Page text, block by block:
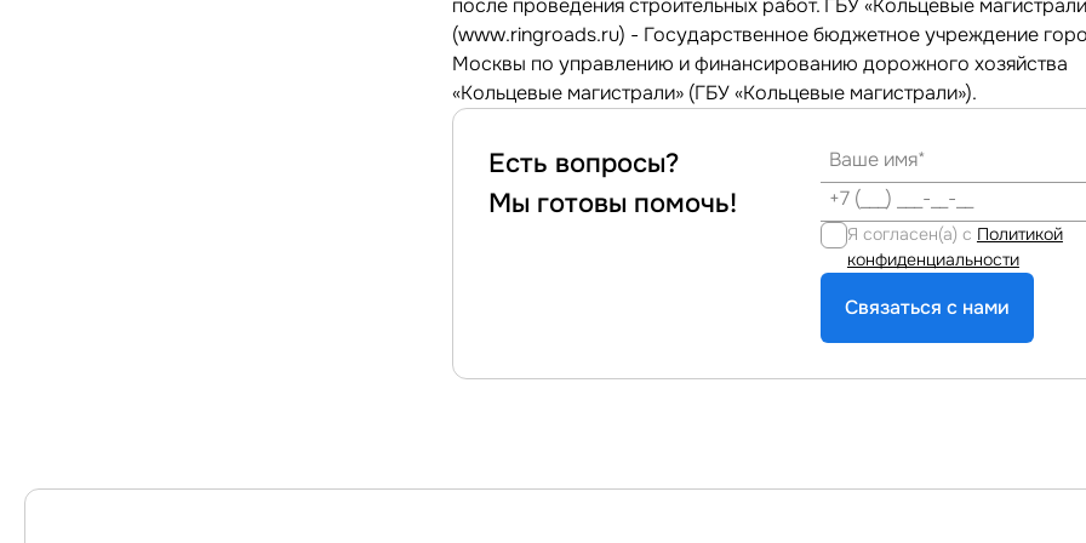
после проведения строительных работ. ГБУ «Кольцевые
(www.ringroads.ru) - Государственное бюджетное учреждение
Москвы по управлению и финансированию дорожного хозяйства
«Кольцевые магистрали» (ГБУ «Кольцевые магистрали»).
Есть вопросы?
Мы готовы помочь!
Я согласен(а) с Политикой
конфиденциальности
Связаться с нами